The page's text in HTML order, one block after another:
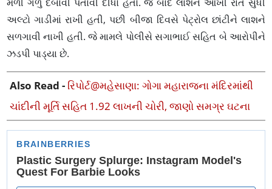
અલ્ટો ગાડીમાં રાખી હતી, પછી બીજા દિવસે પેટ્રોલ છાંટીને લાશને
સળગાવી નાખી હતી. જે મામલે પોલીસે સગાભાઈ સહિત બે આરોપીને
ઝડપી પાડ્યા છે.
Also Read - રિપોર્ટ@મહેસાણા: ગોગા મહારાજના મંદિરમાંથી
ચાંદીની મૂર્તિ સહિત 1.92 લાખની ચોરી, જાણો સમગ્ર ઘટના